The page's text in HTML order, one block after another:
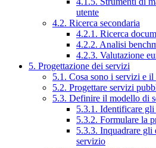
utente
4.2. Ricerca secondaria
4.2.1. Ricerca
4.2.2. Analisi
4.2.3. Valutazione
5. Progettazione dei servizi
5.1. Cosa sono i servizi e il
5.2. Progettare servizi
5.3. Definire il modello di
5.3.1. Identificare
5.3.2. Formulare la
5.3.3. Inquadrare gli
servizio